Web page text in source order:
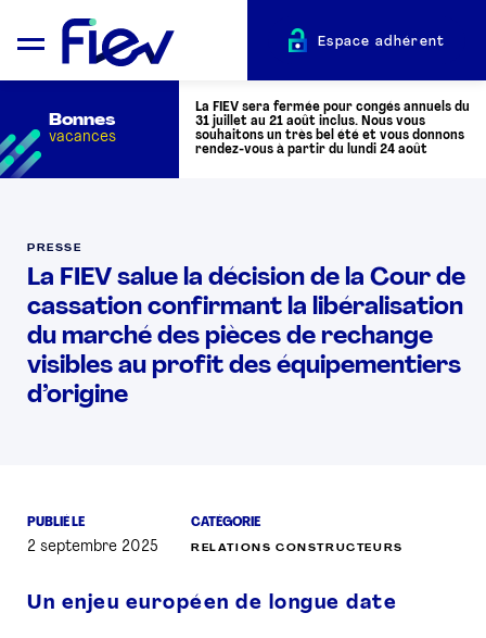
L’AUTOMOTIVE
ADHÉRENTS
ACTUALITÉS
PRESSE
Espace adhérent
Bonnes
vacances
La FIEV sera fermée pour congés annuels du
31 juillet au 21 août inclus. Nous vous
souhaitons un très bel été et vous donnons
rendez-vous à partir du lundi 24 août
PRESSE
La FIEV salue la décision de la Cour de
cassation confirmant la libéralisation
du marché des pièces de rechange
visibles au profit des équipementiers
d’origine
PUBLIÉ LE
2 septembre 2025
CATÉGORIE
RELATIONS CONSTRUCTEURS
Un enjeu européen de longue date